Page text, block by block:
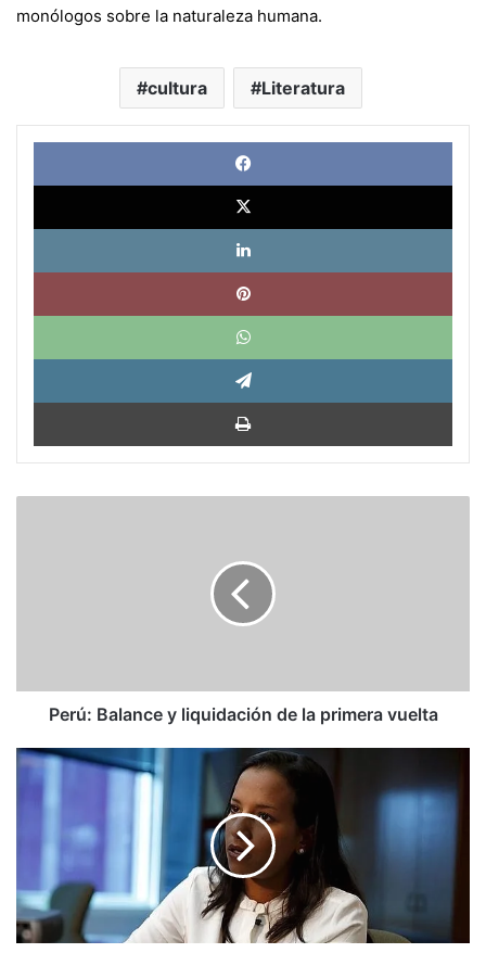
monólogos sobre la naturaleza humana.
cultura Literatura
X
Perú: Balance y liquidación de la primera vuelta
La
diputada
Asamblea
venezolana
avisa: